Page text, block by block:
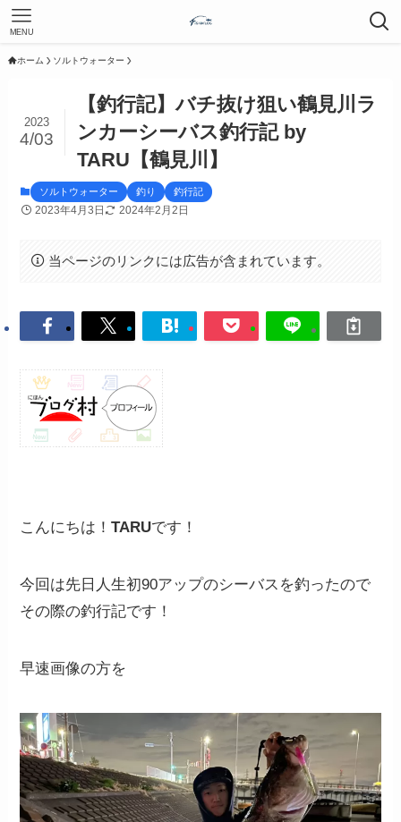
MENU
ホーム ソルトウォーター
【釣行記】バチ抜け狙い鶴見川ラ
ンカーシーバス釣行記 by
TARU【鶴見川】
2023
4/03
ソルトウォーター 釣り 釣行記
2023年4月3日 2024年2月2日
当ページのリンクには広告が含まれています。
こんにちは！TARUです！
今回は先日人生初90アップのシーバスを釣ったので
その際の釣行記です！
早速画像の方を